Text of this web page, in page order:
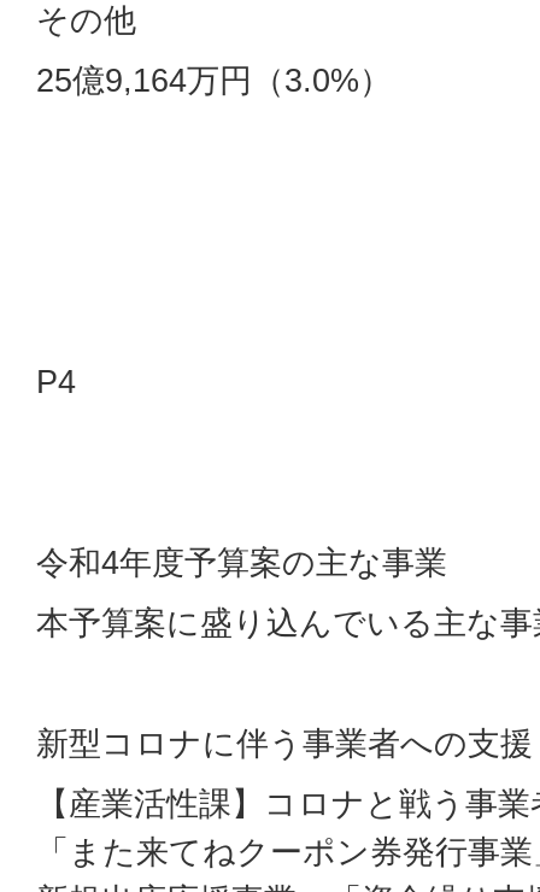
その他
25億9,164万円（3.0%）
P4
令和4年度予算案の主な事業
本予算案に盛り込んでいる主な
新型コロナに伴う事業者への支援
【産業活性課】コロナと戦う事
「また来てねクーポン券発行事